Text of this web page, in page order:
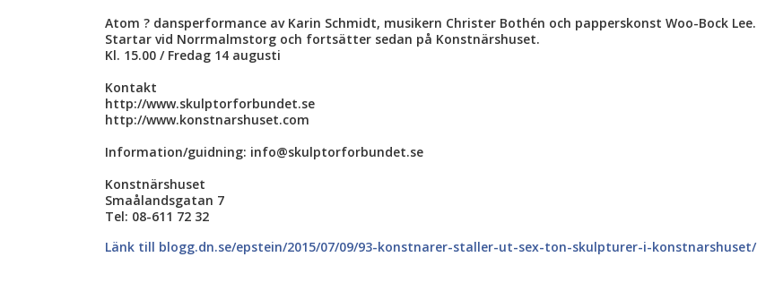
Atom ? dansperformance av Karin Schmidt, musikern Christer Bothén och papperskonst Woo-Bock Lee.
Startar vid Norrmalmstorg och fortsätter sedan på Konstnärshuset.
Kl. 15.00 / Fredag 14 augusti
Kontakt
http://www.skulptorforbundet.se
http://www.konstnarshuset.com
Information/guidning: info@skulptorforbundet.se
Konstnärshuset
Smaålandsgatan 7
Tel: 08-611 72 32
Länk till blogg.dn.se/epstein/2015/07/09/93-konstnarer-staller-ut-sex-ton-skulpturer-i-konstnarshuset/